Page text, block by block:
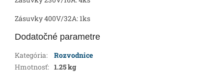
Zásuvky 400V/32A: 1ks
Dodatočné parametre
Kategória:
Rozvodnice
Hmotnosť: 1.25 kg